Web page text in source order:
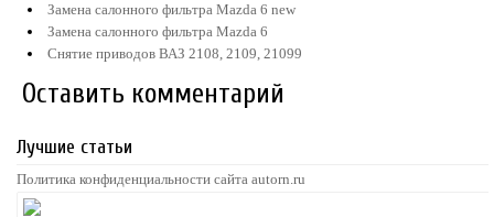
Замена салонного фильтра Mazda 6 new
Замена салонного фильтра Mazda 6
Снятие приводов ВАЗ 2108, 2109, 21099
Оставить комментарий
Лучшие статьи
Политика конфиденциальности сайта autorn.ru